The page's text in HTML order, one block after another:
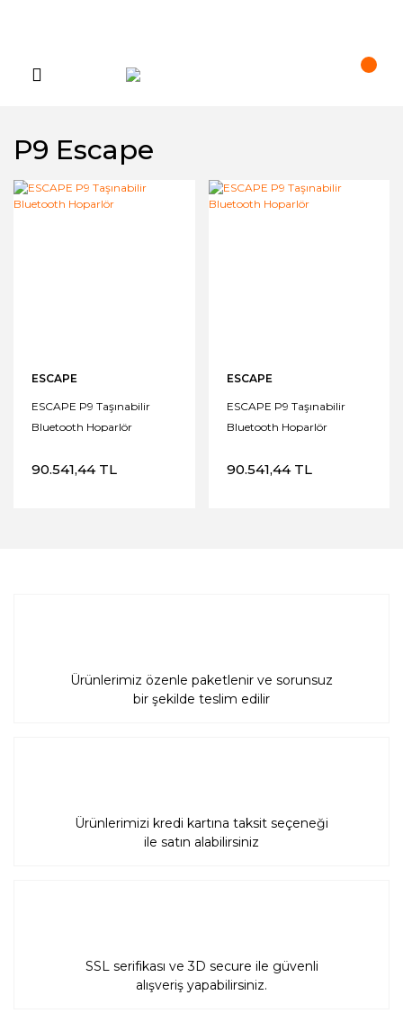
P9 Escape
ESCAPE
ESCAPE P9 Taşınabilir
Bluetooth Hoparlör
90.541,44 TL
ESCAPE
ESCAPE P9 Taşınabilir
Bluetooth Hoparlör
90.541,44 TL
Ürünlerimiz özenle paketlenir ve sorunsuz
bir şekilde teslim edilir
Ürünlerimizi kredi kartına taksit seçeneği
ile satın alabilirsiniz
SSL serifikası ve 3D secure ile güvenli
alışveriş yapabilirsiniz.